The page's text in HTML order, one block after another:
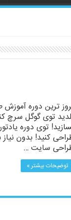
ترین دوره
توی گوگل سرچ
کنید! بدون
سایت …
توضیحات بیشتر »